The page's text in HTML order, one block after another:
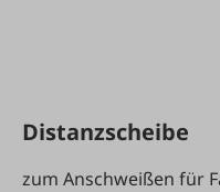
Distanzscheibe
zum Anschweißen für